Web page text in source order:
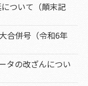
ついて（顛末記
合併号（令和6年
タの改ざんについ